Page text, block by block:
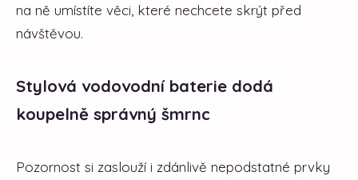
na ně umístíte věci, které nechcete skrýt před
návštěvou.
Stylová vodovodní baterie dodá
koupelně správný šmrnc
Pozornost si zaslouží i zdánlivě nepodstatné prvky